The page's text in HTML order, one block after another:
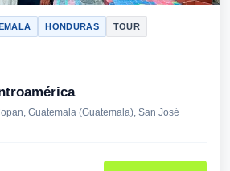
HONDURAS TOUR
Guatemala (Guatemala), San José